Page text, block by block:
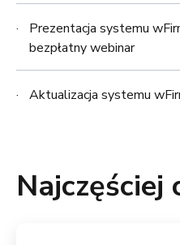
Najczęściej
Prezentacja systemu
bezpłatny webinar
Aktualizacja systemu